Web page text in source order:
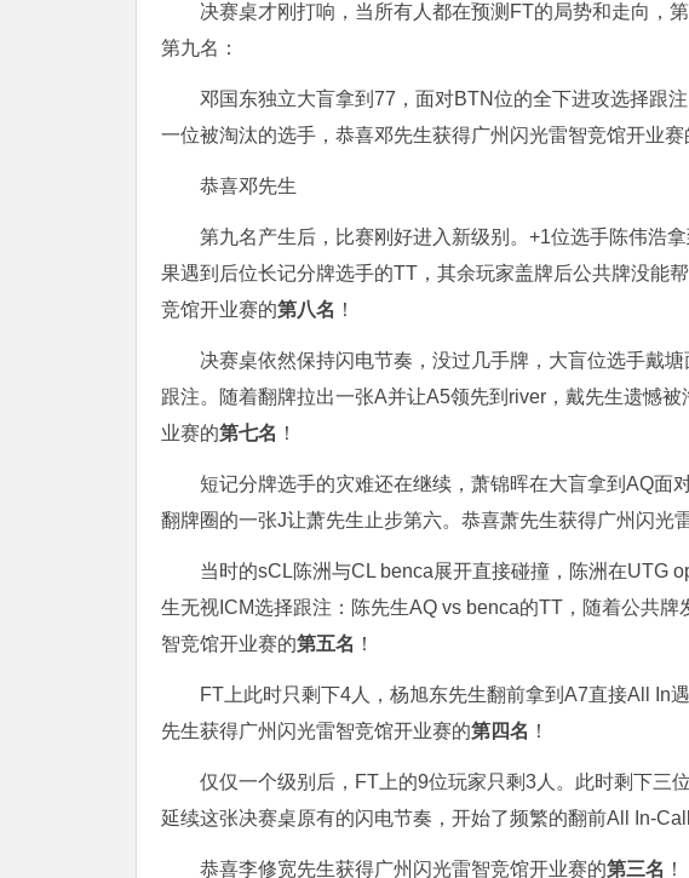
决赛桌才刚打响，当所有人都在预测FT的局势和走向，
第九名：
邓国东独立大盲拿到77，面对BTN位的全下进攻选择跟
一位被淘汰的选手，恭喜邓先生获得广州闪光雷智竞馆开业赛
恭喜邓先生
第九名产生后，比赛刚好进入新级别。+1位选手陈伟浩
果遇到后位长记分牌选手的TT，其余玩家盖牌后公共牌没能
竞馆开业赛的第八名 ！
决赛桌依然保持闪电节奏，没过几手牌，大盲位选手戴
跟注。随着翻牌拉出一张A并让A5领先到river，戴先生遗憾
业赛的第七名 ！
短记分牌选手的灾难还在继续，萧锦晖在大盲拿到AQ面
翻牌圈的一张J让萧先生止步第六。恭喜萧先生获得广州闪光
当时的sCL陈洲与CL benca展开直接碰撞，陈洲在UTG
生无视ICM选择跟注：陈先生AQ vs benca的TT，随着公共
智竞馆开业赛的第五名 ！
FT上此时只剩下4人，杨旭东先生翻前拿到A7直接All In
先生获得广州闪光雷智竞馆开业赛的第四名 ！
仅仅一个级别后，FT上的9位玩家只剩3人。此时剩下三
延续这张决赛桌原有的闪电节奏，开始了频繁的翻前All In-Call
恭喜李修宽先生获得广州闪光雷智竞馆开业赛的第三名 ！